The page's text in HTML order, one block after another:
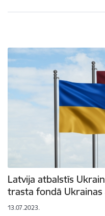
Latvija atbalstīs
trasta fondā
13.07.2023.